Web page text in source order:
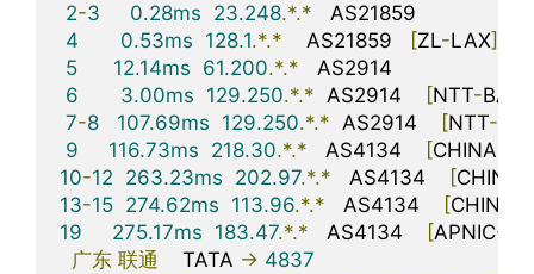
2-3 0.28ms 23.248.*.*
4
0.53ms 128.1.*.*
    AS21859
[ZL-LAX]
5
12.14ms 61.200.*.*
   AS2914
6
3.00ms 129.250.*.*
  AS2914
[NTT-
7-8 107.69ms 129.250.*.*
  AS2914
[NTT-
9
116.73ms 218.30.*.*
   AS4134
[
10-12 263.23ms 202.97.*.*
   AS4134
[
13-15 274.62ms 113.96.*.*
   AS4134
[
19
275.17ms 183.47.*.*
   AS4134
[APNIC-
广东 联通
    TATA
-> 4837